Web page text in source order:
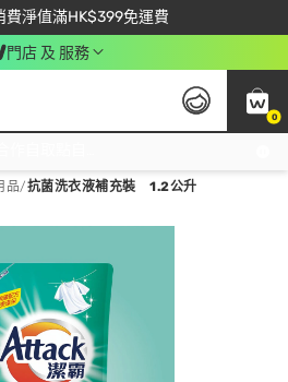
費淨值滿HK$399免運費
易賞錢會員盡享獨家優惠
滿$450 輸入 NEWAPP 即減$50
門店 及 服務
0
品/抗菌洗衣液補充裝 1.2公升